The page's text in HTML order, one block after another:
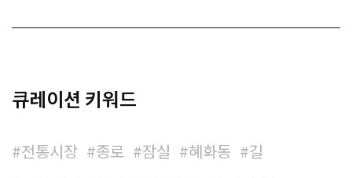
큐레이션 키워드
전통시장 종로 잠실 혜화동
길